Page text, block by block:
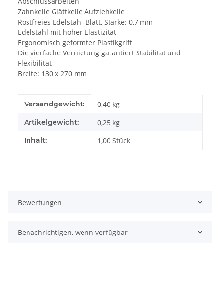
Zahnkelle Glättkelle Aufziehkelle
Rostfreies Edelstahl-Blatt, Stärke: 0,7 mm
Edelstahl mit hoher Elastizität
Ergonomisch geformter Plastikgriff
Die vierfache Vernietung garantiert Stabilität und
Flexibilität
Breite: 130 x 270 mm
Produkteigenschaft
Wert
Versandgewicht: 0,40 kg
Artikelgewicht: 0,25 kg
Inhalt: 1,00 Stück
Bewertungen
Benachrichtigen, wenn verfügbar